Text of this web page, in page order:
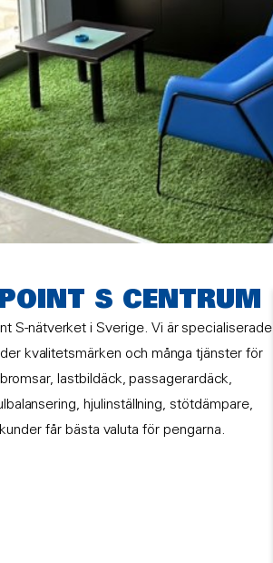
S CENTRUM
S-nätverket i Sverige. Vi är specialiserade
kvalitetsmärken och många tjänster för
lastbildäck, passagerardäck,
hjulinställning, stötdämpare,
får bästa valuta för pengarna.